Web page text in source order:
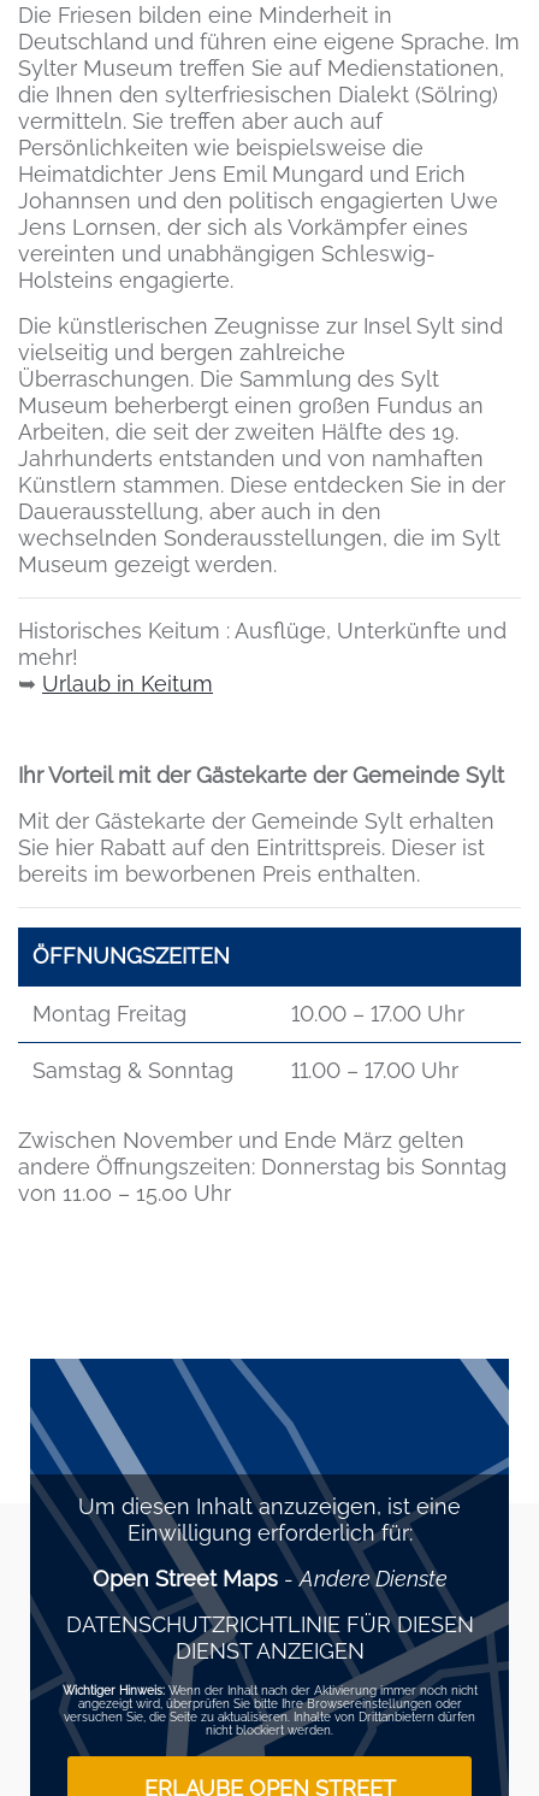
Die Friesen bilden eine Minderheit in
Deutschland und führen eine eigene Sprache. Im
Sylter Museum treffen Sie auf Medienstationen,
die Ihnen den sylterfriesischen Dialekt (Sölring)
vermitteln. Sie treffen aber auch auf
Persönlichkeiten wie beispielsweise die
Heimatdichter Jens Emil Mungard und Erich
Johannsen und den politisch engagierten Uwe
Jens Lornsen, der sich als Vorkämpfer eines
vereinten und unabhängigen Schleswig-
Holsteins engagierte.
Die künstlerischen Zeugnisse zur Insel Sylt sind
vielseitig und bergen zahlreiche
Überraschungen. Die Sammlung des Sylt
Museum beherbergt einen großen Fundus an
Arbeiten, die seit der zweiten Hälfte des 19.
Jahrhunderts entstanden und von namhaften
Künstlern stammen. Diese entdecken Sie in der
Dauerausstellung, aber auch in den
wechselnden Sonderausstellungen, die im Sylt
Museum gezeigt werden.
Historisches Keitum : Ausflüge, Unterkünfte und
mehr!
➥ Urlaub in Keitum
Ihr Vorteil mit der Gästekarte der Gemeinde Sylt
Mit der Gästekarte der Gemeinde Sylt erhalten
Sie hier Rabatt auf den Eintrittspreis. Dieser ist
bereits im beworbenen Preis enthalten.
ÖFFNUNGSZEITEN
Montag Freitag 10.00 – 17.00 Uhr
Samstag & Sonntag 11.00 – 17.00 Uhr
Zwischen November und Ende März gelten
andere Öffnungszeiten: Donnerstag bis Sonntag
von 11.00 – 15.00 Uhr
Um diesen Inhalt anzuzeigen, ist eine
Einwilligung erforderlich für:
Open Street Maps-Andere Dienste
DATENSCHUTZRICHTLINIE FÜR DIESEN
DIENST ANZEIGEN
Wichtiger Hinweis:Wenn der Inhalt nach der Aktivierung immer noch nicht
angezeigt wird, überprüfen Sie bitte Ihre Browsereinstellungen oder
versuchen Sie, die Seite zu aktualisieren. Inhalte von Drittanbietern dürfen
nicht blockiert werden.
ERLAUBE OPEN STREET